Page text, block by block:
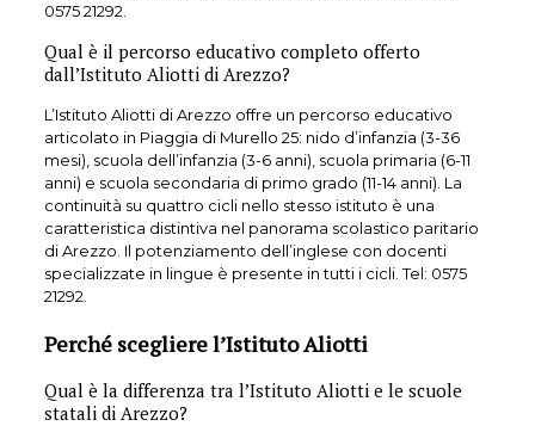
0575 21292.
Qual è il percorso educativo completo offerto
dall’Istituto Aliotti di Arezzo?
L’Istituto Aliotti di Arezzo offre un percorso educativo
articolato in Piaggia di Murello 25: nido d’infanzia (3-36
mesi), scuola dell’infanzia (3-6 anni), scuola primaria (6-11
anni) e scuola secondaria di primo grado (11-14 anni). La
continuità su quattro cicli nello stesso istituto è una
caratteristica distintiva nel panorama scolastico paritario
di Arezzo. Il potenziamento dell’inglese con docenti
specializzate in lingue è presente in tutti i cicli. Tel: 0575
21292.
Perché scegliere l’Istituto Aliotti
Qual è la differenza tra l’Istituto Aliotti e le scuole
statali di Arezzo?